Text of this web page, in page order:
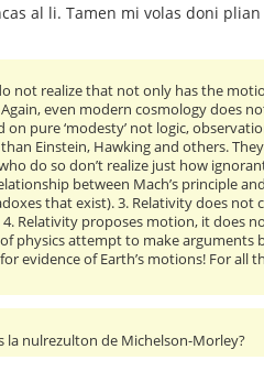
al li. Tamen mi volas doni
not realize that not only has the
even modern cosmology does
pure ‘modesty’ not logic,
Einstein, Hawking and others.
do so don’t realize just how
between Mach’s principle
that exist). 3. Relativity does not
Relativity proposes motion, it does
physics attempt to make arguments
of Earth’s motions! For all
la nulrezulton de Michelson-Morley?